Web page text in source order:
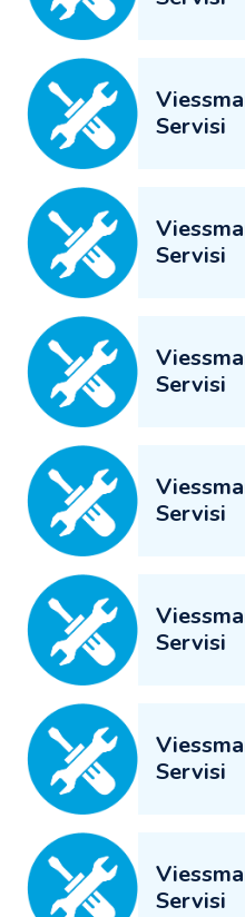
Servisi
Servisi
Servisi
Servisi
Servisi
Servisi
Servisi